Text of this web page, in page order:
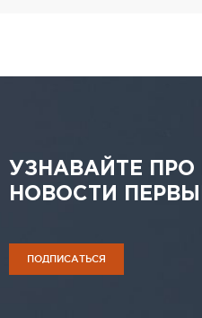
УЗНАВАЙТЕ
НОВОСТИ
ПОДПИСАТЬСЯ